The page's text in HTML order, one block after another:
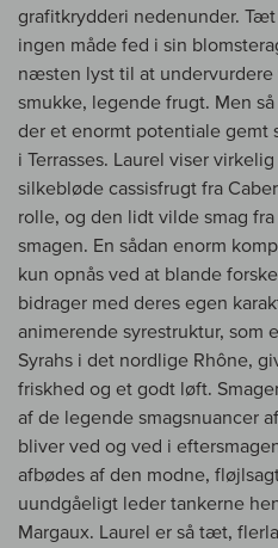
grafitkrydderi nedenunder.
ingen måde fed i sin
næsten lyst til at
smukke, legende frugt. Men
der et enormt potentiale gemt
i Terrasses. Laurel viser
silkebløde cassisfrugt fra
rolle, og den lidt vilde smag
smagen. En sådan enorm
kun opnås ved at blande
bidrager med deres egen
animerende syrestruktur, som
Syrahs i det nordlige Rhône,
friskhed og et godt løft.
af de legende smagsnuancer
bliver ved og ved i
afbødes af den modne,
uundgåeligt leder tankerne
Margaux. Laurel er så tæt,